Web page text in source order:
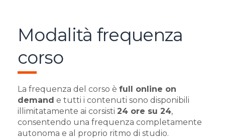
Modalità frequenza
corso
La frequenza del corso è full online on
demand e tutti i contenuti sono disponibili
illimitatamente ai corsisti 24 ore su 24,
consentendo una frequenza completamente
autonoma e al proprio ritmo di studio.